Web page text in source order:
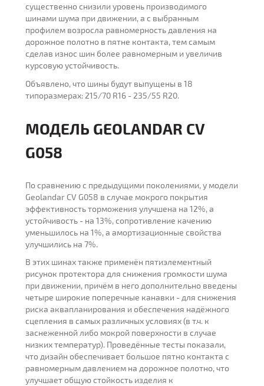
существенно снизили уровень производимого
шинами шума при движении, а с выбранным
профилем возросла равномерность давления на
дорожное полотно в пятне контакта, тем самым
сделав износ шин более равномерным и увеличив
курсовую устойчивость.
Объявлено, что шины будут выпущены в 18
типоразмерах: 215/70 R16 - 235/55 R20.
МОДЕЛЬ GEOLANDAR CV
G058
По сравнению с предыдущими поколениями, у модели
Geolandar CV G058 в случае мокрого покрытия
эффективность торможения улучшена на 12%, а
устойчивость - на 13%, сопротивление качению
уменьшилось на 1%, а амортизационные свойства
улучшились на 7%.
В этих шинах также применён пятиэлементный
рисунок протектора для снижения громкости шума
при движении, причём в него дополнительно введены
четыре широкие поперечные канавки - для снижения
риска аквапланирования и обеспечения надёжного
сцепления в самых различных условиях (в т.ч. к
заснеженной либо мокрой поверхности в случае
низких температур). Проведённые тесты показали,
что дизайн обеспечивает большое пятно контакта с
равномерным давлением на дорожное полотно, что
улучшает общую стойкость изделия к